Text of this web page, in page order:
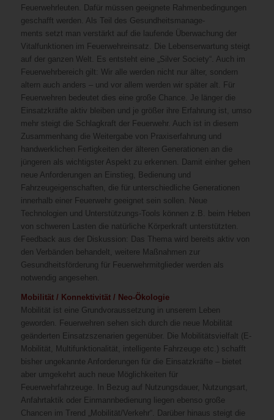
Feuerwehrleuten. Dafür müssen geeignete Rahmenbedingungen
geschafft werden. Als Teil des Gesundheitsmanage-
ments setzt man verstärkt auf die laufende Überwachung der
Vitalfunktionen im Feuerwehreinsatz. Die Lebenserwartung steigt
auf der ganzen Welt. Es entsteht eine „Silver Society“. Auch im
Feuerwehrbereich gilt: Wir alle werden nicht nur älter, sondern
altern auch anders – und vor allem werden wir später alt. Für
Feuerwehren bedeutet dies eine große Chance. Je länger die
Einsatzkräfte aktiv bleiben und je größer ihre Erfahrung ist, umso
mehr steigt die Schlagkraft der Feuerwehr. Auch ist in diesem
Zusammenhang die Weitergabe von Praxiserfahrung und
handwerklichen Fertigkeiten der älteren Generationen an die
jüngeren als wichtigster Aspekt zu erkennen. Damit einher gehen
neue Anforderungen an Einstieg, Bedienung und
Fahrzeugeigenschaften, die für unterschiedliche Generationen
innerhalb einer Feuerwehr geeignet sein sollen. Neue
Technologien und Unterstützungs-Tools können z.B. beim Heben
von schweren Lasten die natürliche Körperkraft unterstützten.
Feedback aus der Diskussion: Das Thema wird bereits aktiv von
den Verbänden behandelt, weitere Maßnahmen zur
Gesundheitsförderung für Feuerwehrmitglieder werden als
notwendig angesehen.
Mobilität / Konnektivität / Neo-Ökologie
Mobilität ist eine Grundvoraussetzung in unserem Leben
geworden. Feuerwehren sehen sich durch die neue Mobilität
geänderten Einsatzszenarien gegenüber. Die Mobilitätsvielfalt (E-
Mobilität, Multifunktionalität, intelligente Fahrzeuge etc.) schafft
bisher ungekannte Anforderungen für die Einsatzkräfte – bietet
aber umgekehrt auch neue Möglichkeiten für
Feuerwehrfahrzeuge. In Bezug auf Nutzungsdauer, Nutzungsart,
Anfahrtaktik oder Einmannbedienung liegen ebenso große
Chancen im Trend „Mobilität/Verkehr“. Darüber hinaus steigt die